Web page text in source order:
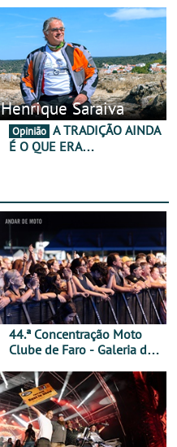
Henrique Saraiva
Opinião
É O QUE ERA…
44.ª Concentração Moto
Clube de Faro - Galeria de